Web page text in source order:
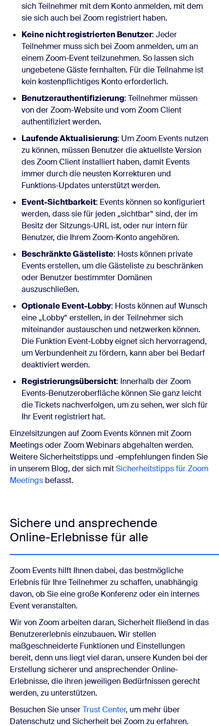
sich Teilnehmer mit dem Konto anmelden, mit dem
sie sich auch bei Zoom registriert haben.
Keine nicht registrierten Benutzer: Jeder
Teilnehmer muss sich bei Zoom anmelden, um an
einem Zoom-Event teilzunehmen. So lassen sich
ungebetene Gäste fernhalten. Für die Teilnahme ist
kein kostenpflichtiges Konto erforderlich.
Benutzerauthentifizierung: Teilnehmer müssen
von der Zoom-Website und vom Zoom Client
authentifiziert werden.
Laufende Aktualisierung: Um Zoom Events nutzen
zu können, müssen Benutzer die aktuellste Version
des Zoom Client installiert haben, damit Events
immer durch die neusten Korrekturen und
Funktions-Updates unterstützt werden.
Event-Sichtbarkeit: Events können so konfiguriert
werden, dass sie für jeden „sichtbar“ sind, der im
Besitz der Sitzungs-URL ist, oder nur intern für
Benutzer, die Ihrem Zoom-Konto angehören.
Beschränkte Gästeliste: Hosts können private
Events erstellen, um die Gästeliste zu beschränken
oder Benutzer bestimmter Domänen
auszuschließen.
Optionale Event-Lobby: Hosts können auf Wunsch
eine „Lobby“ erstellen, in der Teilnehmer sich
miteinander austauschen und netzwerken können.
Die Funktion Event-Lobby eignet sich hervorragend,
um Verbundenheit zu fördern, kann aber bei Bedarf
deaktiviert werden.
Registrierungsübersicht: Innerhalb der Zoom
Events-Benutzeroberfläche können Sie ganz leicht
die Tickets nachverfolgen, um zu sehen, wer sich für
Ihr Event registriert hat.
Einzelsitzungen auf Zoom Events können mit Zoom
Meetings oder Zoom Webinars abgehalten werden.
Weitere Sicherheitstipps und -empfehlungen finden Sie
in unserem Blog, der sich mitSicherheitstipps für Zoom
Meetings befasst.
Sichere und ansprechende
Online-Erlebnisse für alle
Zoom Events hilft Ihnen dabei, das bestmögliche
Erlebnis für Ihre Teilnehmer zu schaffen, unabhängig
davon, ob Sie eine große Konferenz oder ein internes
Event veranstalten.
Wir von Zoom arbeiten daran, Sicherheit fließend in das
Benutzererlebnis einzubauen. Wir stellen
maßgeschneiderte Funktionen und Einstellungen
bereit, denn uns liegt viel daran, unsere Kunden bei der
Erstellung sicherer und ansprechender Online-
Erlebnisse, die ihren jeweiligen Bedürfnissen gerecht
werden, zu unterstützen.
Besuchen Sie unserTrust Center, um mehr über
Datenschutz und Sicherheit bei Zoom zu erfahren.